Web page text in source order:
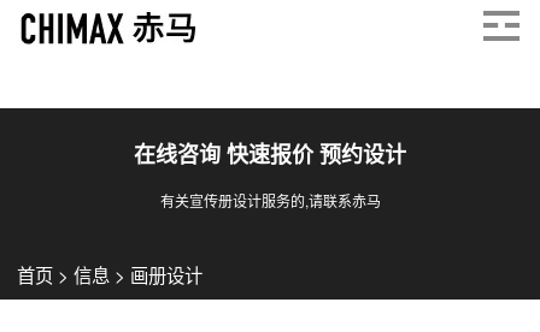
在线咨询 快速报价 预约设计
有关宣传册设计服务的,请联系赤马
首页 > 信息 > 画册设计